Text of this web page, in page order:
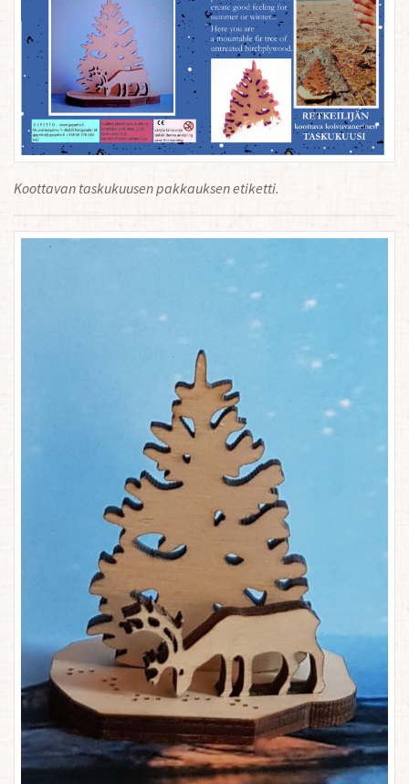
Koottavan taskukuusen pakkauksen etiketti.